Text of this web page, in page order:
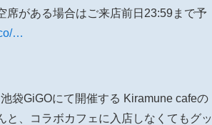
席がある場合はご来店前日23:59まで予
…
袋GiGOにて開催する Kiramune cafeの
、コラボカフェに入店しなくてもグッ